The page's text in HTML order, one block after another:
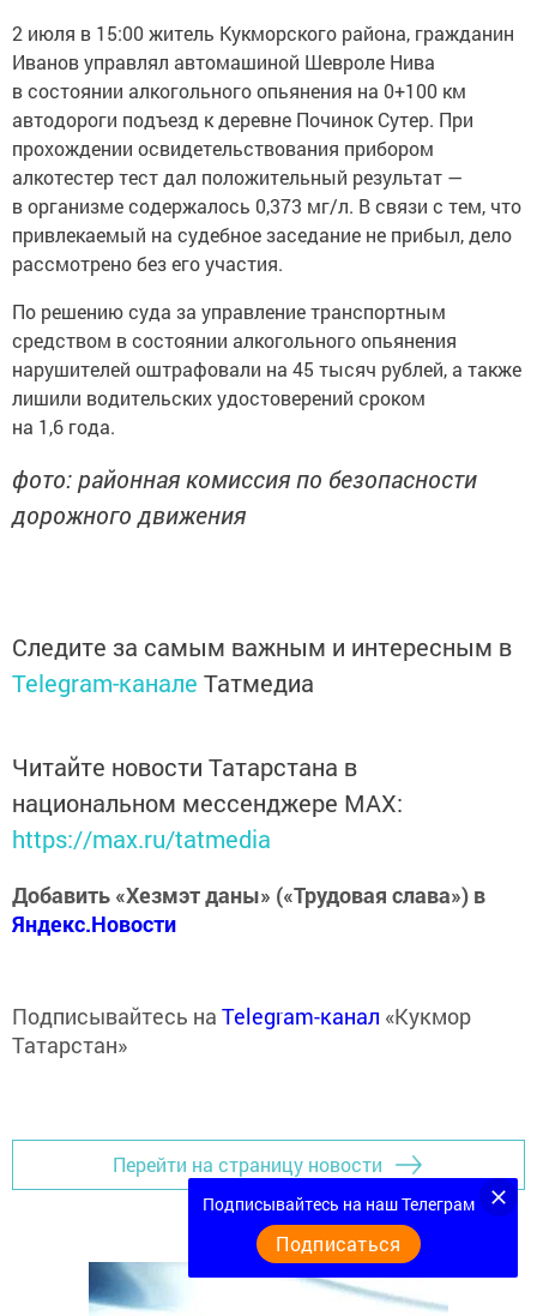
2 июля в 15:00 житель Кукморского района, гражданин
Иванов управлял автомашиной Шевроле Нива
в состоянии алкогольного опьянения на 0+100 км
автодороги подъезд к деревне Починок Сутер. При
прохождении освидетельствования прибором
алкотестер тест дал положительный результат —
в организме содержалось 0,373 мг/л. В связи с тем, что
привлекаемый на судебное заседание не прибыл, дело
рассмотрено без его участия.
По решению суда за управление транспортным
средством в состоянии алкогольного опьянения
нарушителей оштрафовали на 45 тысяч рублей, а также
лишили водительских удостоверений сроком
на 1,6 года.
фото: районная комиссия по безопасности
дорожного движения
Следите за самым важным и интересным в
Telegram-канале Татмедиа
Читайте новости Татарстана в
национальном мессенджере MАХ:
https://max.ru/tatmedia
Добавить «Хезмэт даны» («Трудовая слава») в
Яндекс.Новости
Подписывайтесь на Telegram-канал «Кукмор
Татарстан»
Перейти на страницу новости
Подписывайтесь на наш Телеграм
Подписаться